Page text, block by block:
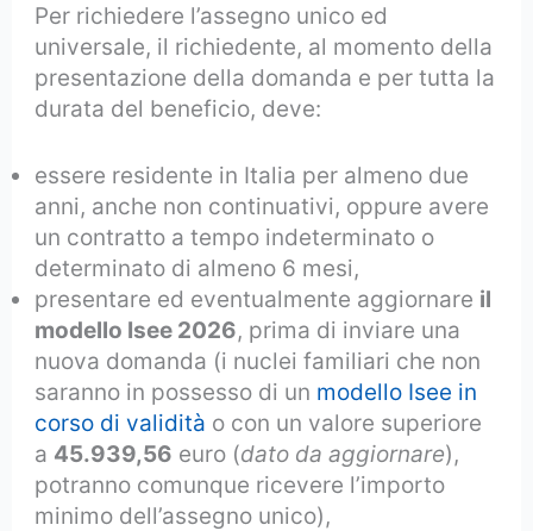
Per richiedere l’assegno unico ed
universale, il richiedente, al momento della
presentazione della domanda e per tutta la
durata del beneficio, deve:
essere residente in Italia per almeno due
anni, anche non continuativi, oppure avere
un contratto a tempo indeterminato o
determinato di almeno 6 mesi,
presentare ed eventualmente aggiornare il
modello Isee 2026, prima di inviare una
nuova domanda (i nuclei familiari che non
saranno in possesso di un modello Isee in
corso di validità o con un valore superiore
a 45.939,56 euro (dato da aggiornare),
potranno comunque ricevere l’importo
minimo dell’assegno unico),